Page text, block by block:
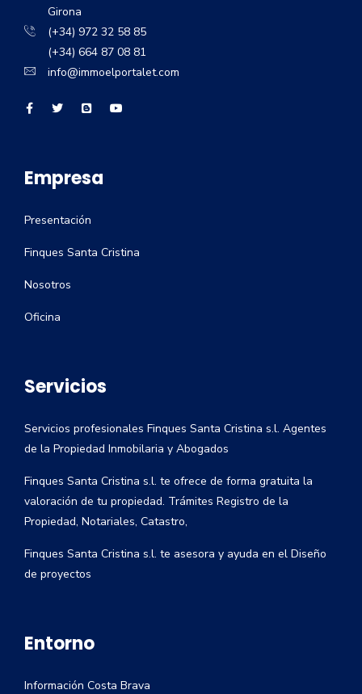
Girona
(+34) 972 32 58 85
(+34) 664 87 08 81
info@immoelportalet.com
Empresa
Presentación
Finques Santa Cristina
Nosotros
Oficina
Servicios
Servicios profesionales Finques Santa Cristina s.l. Agentes
de la Propiedad Inmobilaria y Abogados
Finques Santa Cristina s.l. te ofrece de forma gratuita la
valoración de tu propiedad. Trámites Registro de la
Propiedad, Notariales, Catastro,
Finques Santa Cristina s.l. te asesora y ayuda en el Diseño
de proyectos
Entorno
Información Costa Brava